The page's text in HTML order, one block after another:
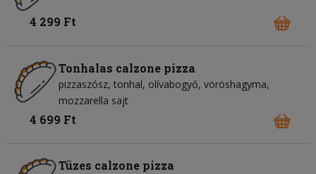
4 299 Ft
Tonhalas calzone pizza
pizzaszósz tonhal olívabogyó vöröshagyma
mozzarella sajt
4 699 Ft
Tüzes calzone pizza